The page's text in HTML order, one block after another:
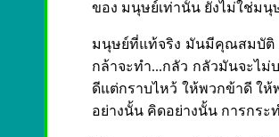
ของ มนุษย์เท่านั้น ยังไม่ใช่มนุ
มนุษย์ที่แท้จริง มันมีคุณสมบัติ
กล้าจะทำ...กลัว กลัวมันจะไม่
ดีแต่กราบไหว้ ให้พวกข้าดี ให้
อย่างนั้น คิดอย่างนั้น การกร